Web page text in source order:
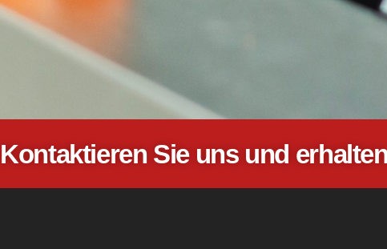
Kontaktieren Sie uns und